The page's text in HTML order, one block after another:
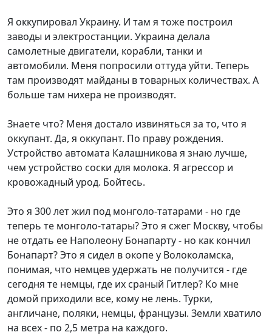
Я оккупировал Украину. И там я тоже построил
заводы и электростанции. Украина делала
самолетные двигатели, корабли, танки и
автомобили. Меня попросили оттуда уйти. Теперь
там производят майданы в товарных количествах. А
больше там нихера не производят.
Знаете что? Меня достало извиняться за то, что я
оккупант. Да, я оккупант. По праву рождения.
Устройство автомата Калашникова я знаю лучше,
чем устройство соски для молока. Я агрессор и
кровожадный урод. Бойтесь.
Это я 300 лет жил под монголо-татарами - но где
теперь те монголо-татары? Это я сжег Москву, чтобы
не отдать ее Наполеону Бонапарту - но как кончил
Бонапарт? Это я сидел в окопе у Волоколамска,
понимая, что немцев удержать не получится - где
сегодня те немцы, где их сраный Гитлер? Ко мне
домой приходили все, кому не лень. Турки,
англичане, поляки, немцы, французы. Земли хватило
на всех - по 2,5 метра на каждого.